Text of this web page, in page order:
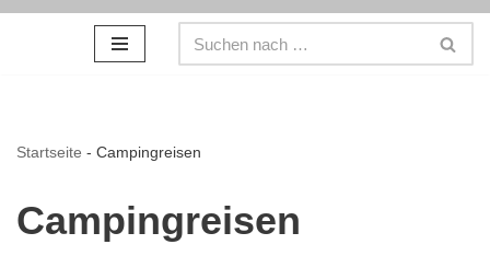
Startseite - Campingreisen
Campingreisen